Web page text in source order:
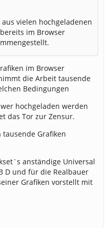
vielen hochgeladenen
im Browser
im Browser
die Arbeit tausende
Bedingungen
hochgeladen werden
das Tor zur Zensur.
Grafiken
anständige Universal
D und für die Realbauer
Grafiken vorstellt mit